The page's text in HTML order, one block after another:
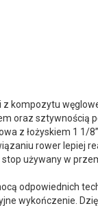
z kompozytu
oraz sztywnością
z łożyskiem 1
rower lepiej
stop używany w
odpowiednich
wykończenie.